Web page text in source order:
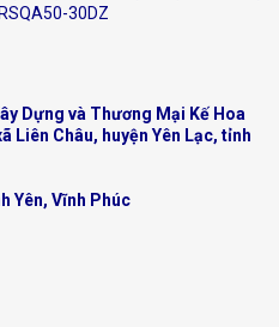
30DZ
Dựng và Thương Mại Kế Hoa
Liên Châu, huyện Yên Lạc, tỉnh
Yên, Vĩnh Phúc